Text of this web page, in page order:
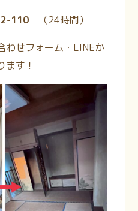
110 （24時間）
わせフォーム・LINEか
ます！